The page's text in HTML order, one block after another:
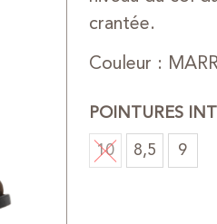
crantée.
Couleur :
POINTURES
10 8,5 9